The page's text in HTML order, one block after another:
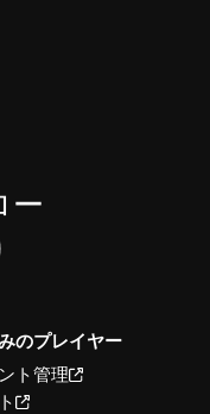
ー
のプレイヤー
ト管理